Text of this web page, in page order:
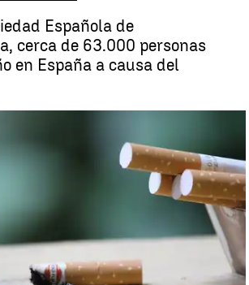
Española de
cerca de 63.000 personas
en España a causa del